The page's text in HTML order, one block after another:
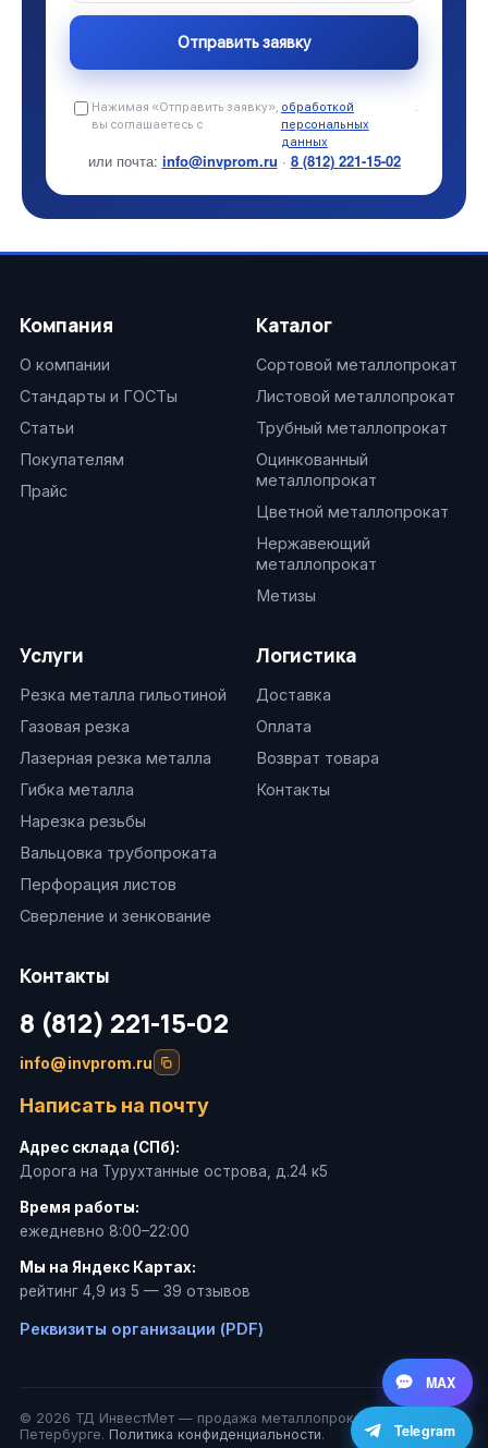
Нажимая «Отправить заявку»,
вы соглашаетесь с
обработкой
персональных
данных
.
или почта: info@invprom.ru · 8 (812) 221-15-02
Компания
О компании
Стандарты и ГОСТы
Статьи
Покупателям
Прайс
Каталог
Сортовой металлопрокат
Листовой металлопрокат
Трубный металлопрокат
Оцинкованный
металлопрокат
Цветной металлопрокат
Нержавеющий
металлопрокат
Метизы
Услуги
Резка металла гильотиной
Газовая резка
Лазерная резка металла
Гибка металла
Нарезка резьбы
Вальцовка трубопроката
Перфорация листов
Сверление и зенкование
Логистика
Доставка
Оплата
Возврат товара
Контакты
Контакты
8 (812) 221-15-02
info@invprom.ru
Написать на почту
Адрес склада (СПб):
Дорога на Турухтанные острова, д.24 к5
Время работы:
ежедневно 8:00–22:00
Мы на Яндекс Картах:
рейтинг 4,9 из 5 — 39 отзывов
Реквизиты организации (PDF)
© 2026 ТД ИнвестМет — продажа металлопроката в Санкт-
Петербурге. Политика конфиденциальности.
MAX
Telegram